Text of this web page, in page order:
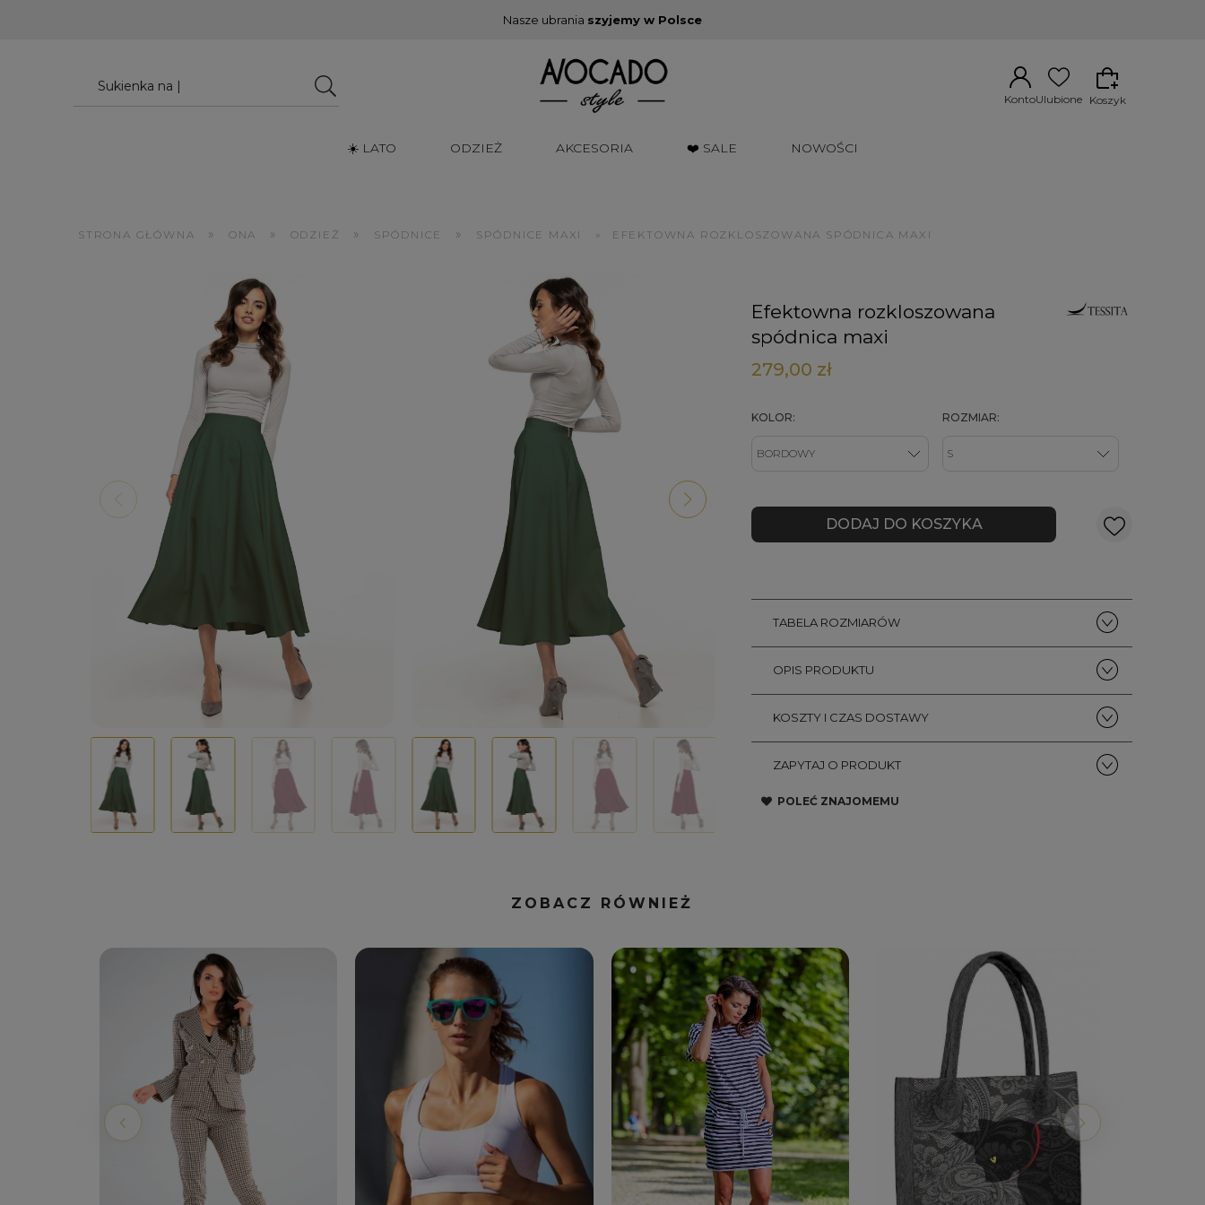
Nasze ubrania szyjemy w Polsce
Koszyk
KontoUlubione
☀️ LATO ODZIEŻ AKCESORIA ❤️ SALE NOWOŚCI
STRONA GŁÓWNA » ONA » ODZIEŻ » SPÓDNICE » SPÓDNICE MAXI » EFEKTOWNA ROZKLOSZOWANA SPÓDNICA MAXI
Efektowna rozkloszowana
spódnica maxi
279,00 zł
KOLOR: ROZMIAR:
DODAJ DO KOSZYKA
TABELA ROZMIARÓW
OPIS PRODUKTU
KOSZTY I CZAS DOSTAWY
ZAPYTAJ O PRODUKT
POLEĆ ZNAJOMEMU
ZOBACZ RÓWNIEŻ